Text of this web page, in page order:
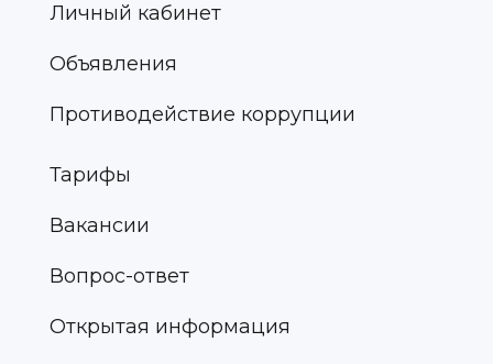
Личный кабинет
Объявления
Противодействие коррупции
Тарифы
Вакансии
Вопрос-ответ
Открытая информация